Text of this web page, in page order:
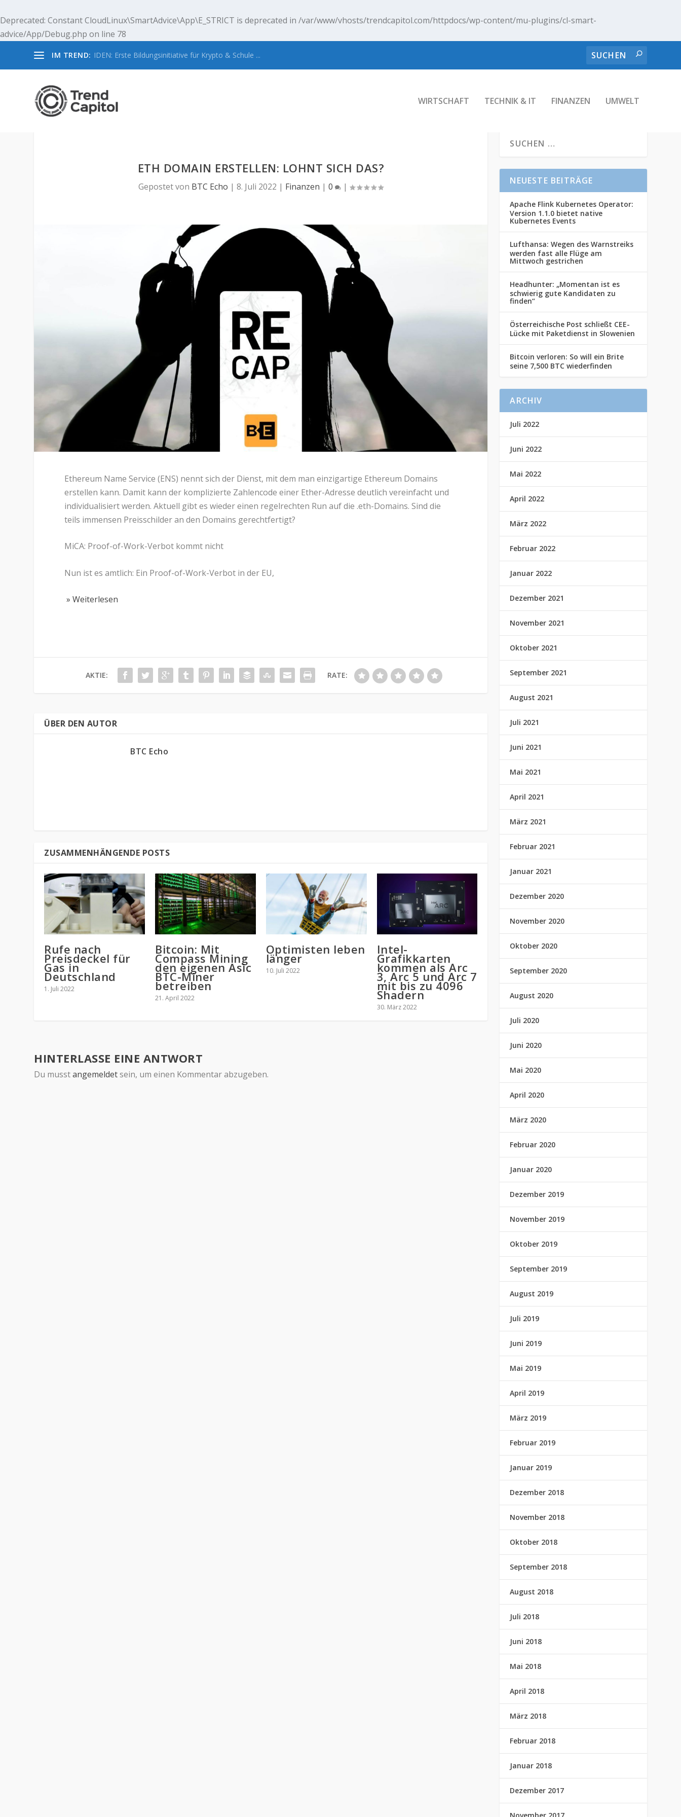
Deprecated: Constant CloudLinux\SmartAdvice\App\E_STRICT is deprecated in /var/www/vhosts/trendcapitol.com/httpdocs/wp-content/mu-plugins/cl-smart-
advice/App/Debug.php on line 78
IM TREND: IDEN: Erste Bildungsinitiative für Krypto & Schule ...
WIRTSCHAFT TECHNIK & IT FINANZEN UMWELT
ETH DOMAIN ERSTELLEN: LOHNT SICH DAS?
Gepostet von BTC Echo |8. Juli 2022 | Finanzen |0 |
Ethereum Name Service (ENS) nennt sich der Dienst, mit dem man einzigartige Ethereum Domains
erstellen kann. Damit kann der komplizierte Zahlencode einer Ether-Adresse deutlich vereinfacht und
individualisiert werden. Aktuell gibt es wieder einen regelrechten Run auf die .eth-Domains. Sind die
teils immensen Preisschilder an den Domains gerechtfertigt?
MiCA: Proof-of-Work-Verbot kommt nicht
Nun ist es amtlich: Ein Proof-of-Work-Verbot in der EU,
» Weiterlesen
AKTIE: RATE:
ÜBER DEN AUTOR
BTC Echo
ZUSAMMENHÄNGENDE POSTS
Rufe nach
Preisdeckel für
Gas in
Deutschland
1. Juli 2022
Bitcoin: Mit
Compass Mining
den eigenen Asic
BTC-Miner
betreiben
21. April 2022
Optimisten leben
länger
10. Juli 2022
Intel-
Grafikkarten
kommen als Arc
3, Arc 5 und Arc 7
mit bis zu 4096
Shadern
30. März 2022
HINTERLASSE EINE ANTWORT
Du musstangemeldetsein, um einen Kommentar abzugeben.
NEUESTE BEITRÄGE
Apache Flink Kubernetes Operator:
Version 1.1.0 bietet native
Kubernetes Events
Lufthansa: Wegen des Warnstreiks
werden fast alle Flüge am
Mittwoch gestrichen
Headhunter: „Momentan ist es
schwierig gute Kandidaten zu
finden“
Österreichische Post schließt CEE-
Lücke mit Paketdienst in Slowenien
Bitcoin verloren: So will ein Brite
seine 7,500 BTC wiederfinden
ARCHIV
Juli 2022
Juni 2022
Mai 2022
April 2022
März 2022
Februar 2022
Januar 2022
Dezember 2021
November 2021
Oktober 2021
September 2021
August 2021
Juli 2021
Juni 2021
Mai 2021
April 2021
März 2021
Februar 2021
Januar 2021
Dezember 2020
November 2020
Oktober 2020
September 2020
August 2020
Juli 2020
Juni 2020
Mai 2020
April 2020
März 2020
Februar 2020
Januar 2020
Dezember 2019
November 2019
Oktober 2019
September 2019
August 2019
Juli 2019
Juni 2019
Mai 2019
April 2019
März 2019
Februar 2019
Januar 2019
Dezember 2018
November 2018
Oktober 2018
September 2018
August 2018
Juli 2018
Juni 2018
Mai 2018
April 2018
März 2018
Februar 2018
Januar 2018
Dezember 2017